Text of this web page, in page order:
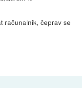
računalnik, čeprav se